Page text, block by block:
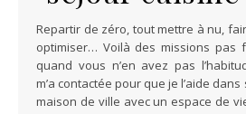
Repartir de zéro, tout mettre à nu, faire des choix, renoncer,
optimiser… Voilà des missions pas
quand vous n’en avez pas
m’a contactée pour que je l’aide
maison de ville avec un espace de